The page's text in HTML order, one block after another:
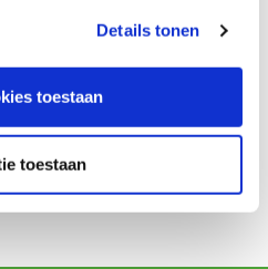
Details tonen
toestaan
toestaan
Shops als een
voor het verkrijgen van
dat het om echte
informatie